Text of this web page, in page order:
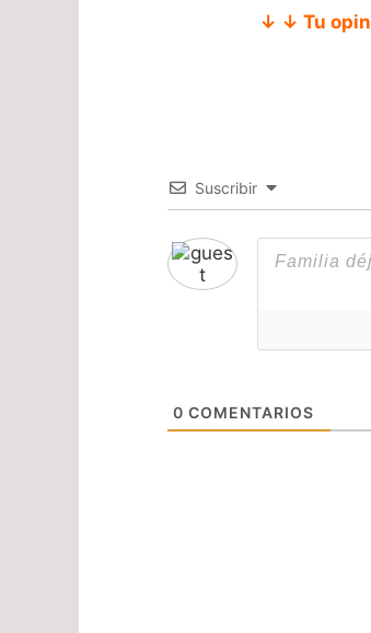
↓ ↓ Tu
Suscribir
0 COMENTARIOS